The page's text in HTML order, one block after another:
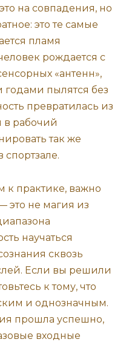
на совпадения, но
это те самые
пламя
рождается с
«антенн»,
годами пылятся без
превратилась из
в рабочий
так же
практике, важно
это не магия из
научаться
сквозь
Если вы решили
к тому, что
и однозначным.
прошла успешно,
входные